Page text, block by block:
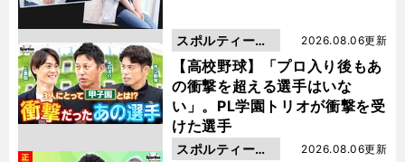
【高校野球】「プロ入り後もあ
の衝撃を超える選手はいな
い」。PL学園トリオが衝撃を受
けた選手
2026.08.06更新
スポルティーバ
動画
2026.08.06更新
スポルティーバ